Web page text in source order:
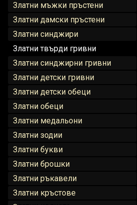
Златни мъжки пръстени
Златни дамски пръстени
Златни синджири
Златни твърди гривни
Златни синджирни гривни
Златни детски гривни
Златни детски обеци
Златни обеци
Златни медальони
Златни зодии
Златни букви
Златни брошки
Златни ръкавели
Златни кръстове